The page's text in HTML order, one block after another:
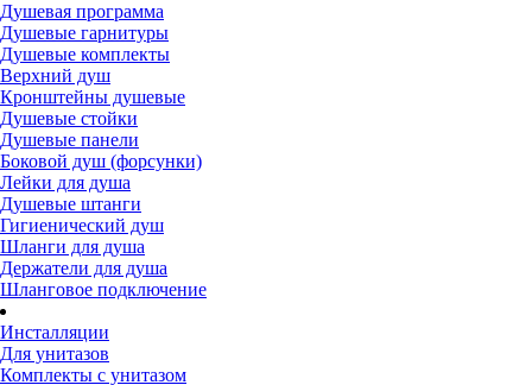
Душевая программа
Душевые гарнитуры
Душевые комплекты
Верхний душ
Кронштейны душевые
Душевые стойки
Душевые панели
Боковой душ (форсунки)
Лейки для душа
Душевые штанги
Гигиенический душ
Шланги для душа
Держатели для душа
Шланговое подключение
Инсталляции
Для унитазов
Комплекты с унитазом